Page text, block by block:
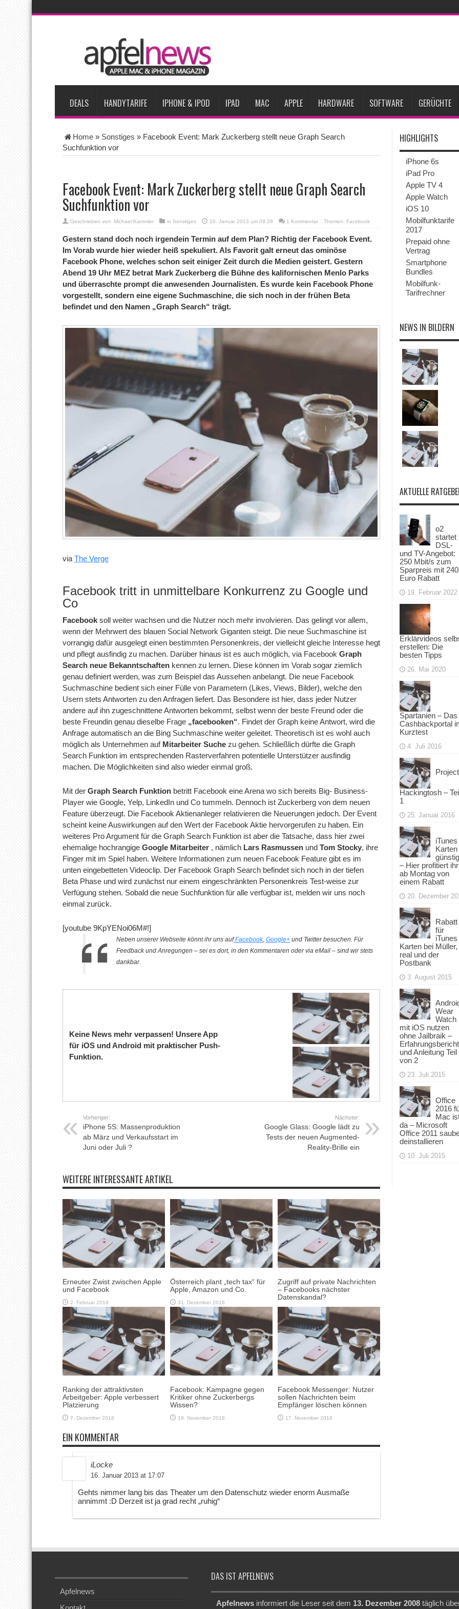
Apple beherrscht 65 Prozent des globalen Premium-Smartphone-Marktes
iPhone 18 Pro zum Marktstart möglicherweise nur begrenzt verfügbar
iPhone Ultra lässt Verkauf faltbarer Smartphones 2026 um 20 Prozent steigen
iPhone 18 Pro: Diese 3 großen Upgrades bringt das Top-Modell Apples Smartbrille könnte das nächste große Gesundheits-Gadget werden
DEALS HANDYTARIFE IPHONE & IPOD IPAD MAC APPLE HARDWARE SOFTWARE GERÜCHTE
Home » Sonstiges » Facebook Event: Mark Zuckerberg stellt neue Graph Search
Suchfunktion vor
Facebook Event: Mark Zuckerberg stellt neue Graph Search
Suchfunktion vor
Geschrieben von: Michael Kammler in Sonstiges 16. Januar 2013 um 09:28 1 Kommentar Themen: Facebook
Gestern stand doch noch irgendein Termin auf dem Plan? Richtig der Facebook Event.
Im Vorab wurde hier wieder heiß spekuliert. Als Favorit galt erneut das ominöse
Facebook Phone, welches schon seit einiger Zeit durch die Medien geistert. Gestern
Abend 19 Uhr MEZ betrat Mark Zuckerberg die Bühne des kalifornischen Menlo Parks
und überraschte prompt die anwesenden Journalisten. Es wurde kein Facebook Phone
vorgestellt, sondern eine eigene Suchmaschine, die sich noch in der frühen Beta
befindet und den Namen „Graph Search“ trägt.
via The Verge
Facebook tritt in unmittelbare Konkurrenz zu Google und
Co
Facebook soll weiter wachsen und die Nutzer noch mehr involvieren. Das gelingt vor allem,
wenn der Mehrwert des blauen Social Network Giganten steigt. Die neue Suchmaschine ist
vorrangig dafür ausgelegt einen bestimmten Personenkreis, der vielleicht gleiche Interesse hegt
und pflegt ausfindig zu machen. Darüber hinaus ist es auch möglich, via Facebook Graph
Search neue Bekanntschaften kennen zu lernen. Diese können im Vorab sogar ziemlich
genau definiert werden, was zum Beispiel das Aussehen anbelangt. Die neue Facebook
Suchmaschine bedient sich einer Fülle von Parametern (Likes, Views, Bilder), welche den
Usern stets Antworten zu den Anfragen liefert. Das Besondere ist hier, dass jeder Nutzer
andere auf ihn zugeschnittene Antworten bekommt, selbst wenn der beste Freund oder die
beste Freundin genau dieselbe Frage „facebooken“. Findet der Graph keine Antwort, wird die
Anfrage automatisch an die Bing Suchmaschine weiter geleitet. Theoretisch ist es wohl auch
möglich als Unternehmen auf Mitarbeiter Suche zu gehen. Schließlich dürfte die Graph
Search Funktion im entsprechenden Rasterverfahren potentielle Unterstützer ausfindig
machen. Die Möglichkeiten sind also wieder einmal groß.
Mit der Graph Search Funktion betritt Facebook eine Arena wo sich bereits Big- Business-
Player wie Google, Yelp, LinkedIn und Co tummeln. Dennoch ist Zuckerberg von dem neuen
Feature überzeugt. Die Facebook Aktienanleger relativieren die Neuerungen jedoch. Der Event
scheint keine Auswirkungen auf den Wert der Facebook Aktie hervorgerufen zu haben. Ein
weiteres Pro Argument für die Graph Search Funktion ist aber die Tatsache, dass hier zwei
ehemalige hochrangige Google Mitarbeiter , nämlich Lars Rasmussen und Tom Stocky, ihre
Finger mit im Spiel haben. Weitere Informationen zum neuen Facebook Feature gibt es im
unten eingebetteten Videoclip. Der Facebook Graph Search befindet sich noch in der tiefen
Beta Phase und wird zunächst nur einem eingeschränkten Personenkreis Test-weise zur
Verfügung stehen. Sobald die neue Suchfunktion für alle verfügbar ist, melden wir uns noch
einmal zurück.
[youtube 9KpYENoi06M#!]
Neben unserer Webseite könnt ihr uns aufFacebook, Google+ und Twitter besuchen. Für
Feedback und Anregungen – sei es dort, in den Kommentaren oder via eMail – sind wir stets
dankbar.
Keine News mehr verpassen! Unsere App
für iOS und Android mit praktischer Push-
Funktion.
Vorheriger:
iPhone 5S: Massenproduktion
ab März und Verkaufsstart im
Juni oder Juli ?
Nächster:
Google Glass: Google lädt zu
Tests der neuen Augmented-
Reality-Brille ein
WEITERE INTERESSANTE ARTIKEL
Erneuter Zwist zwischen Apple
und Facebook
2. Februar 2019
Österreich plant „tech tax“ für
Apple, Amazon und Co.
31. Dezember 2018
Zugriff auf private Nachrichten
– Facebooks nächster
Datenskandal?
20. Dezember 2018
Ranking der attraktivsten
Arbeitgeber: Apple verbessert
Platzierung
7. Dezember 2018
Facebook: Kampagne gegen
Kritiker ohne Zuckerbergs
Wissen?
19. November 2018
Facebook Messenger: Nutzer
sollen Nachrichten beim
Empfänger löschen können
17. November 2018
EIN KOMMENTAR
iLocke
16. Januar 2013 at 17:07
Gehts nimmer lang bis das Theater um den Datenschutz wieder enorm Ausmaße
annimmt :D Derzeit ist ja grad recht „ruhig“
HIGHLIGHTS
iPhone 6s
iPad Pro
Apple TV 4
Apple Watch
iOS 10
Mobilfunktarife
2017
Prepaid ohne
Vertrag
Smartphone
Bundles
Mobilfunk-
Tarifrechner
NEWS IN BILDERN
AKTUELLE
o2
startet
DSL-
und TV-Angebot:
250 Mbit/s zum
Sparpreis mit 240
Euro Rabatt
19. Februar 2022
Erklärvideos
erstellen: Die
besten Tipps
26. Mai 2020
Spartanien – Das
Cashbackportal
Kurztest
4. Juli 2016
Project
Hackingtosh –
1
25. Januar 2016
iTunes
Karten
– Hier profitiert ihr
ab Montag von
einem Rabatt
20. Dezember
Rabatt
für
iTunes
Karten bei Müller,
real und der
Postbank
3. August 2015
Wear
Watch
mit iOS nutzen
ohne Jailbraik –
Erfahrungsbericht
und Anleitung Teil
von 2
23. Juli 2015
Office
2016
Mac
da – Microsoft
Office 2011
deinstallieren
10. Juli 2015
Apfelnews
DAS IST APFELNEWS
Apfelnews informiert die Leser seit dem 13. Dezember 2008 täglich